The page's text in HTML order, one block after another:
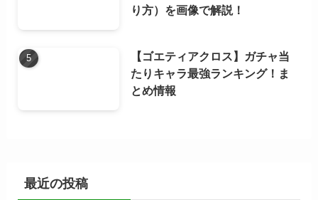
り方）を画像で解説！
【ゴエティアクロス】ガチャ当
たりキャラ最強ランキング！ま
とめ情報
最近の投稿